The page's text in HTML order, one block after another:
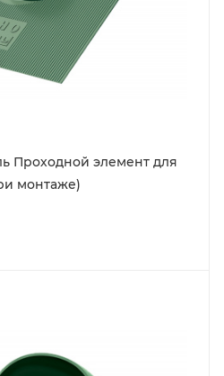
Проходной элемент для
монтаже)